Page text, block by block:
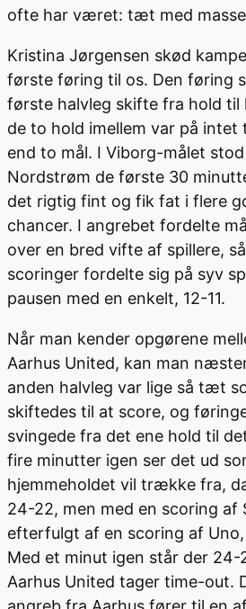
ofte har været: tæt med
Kristina Jørgensen skød
første føring til os. Den føring
første halvleg skifte fra hold til
de to hold imellem var på intet
end to mål. I Viborg-målet
Nordstrøm de første 30
det rigtig fint og fik fat i flere
chancer. I angrebet fordelte
over en bred vifte af spillere,
scoringer fordelte sig på syv
pausen med en enkelt, 12-11.
Når man kender opgørene
Aarhus United, kan man
anden halvleg var lige så tæt
skiftedes til at score, og
svingede fra det ene hold til
fire minutter igen ser det ud
hjemmeholdet vil trække fra,
24-22, men med en scoring af
efterfulgt af en scoring af
Med et minut igen står der 24-
Aarhus United tager time-out.